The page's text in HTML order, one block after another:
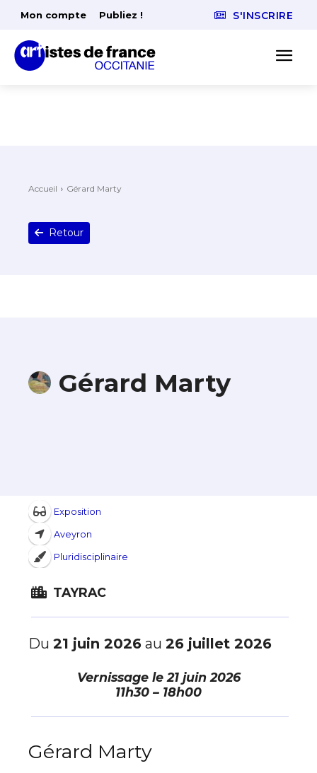
Mon compte Publiez ! S'INSCRIRE
Accueil Gérard Marty
Retour
Gérard Marty
Exposition
Aveyron
Pluridisciplinaire
TAYRAC
Du 21 juin 2026 au 26 juillet 2026
Vernissage le21 juin 2026
11h30 – 18h00
Gérard Marty